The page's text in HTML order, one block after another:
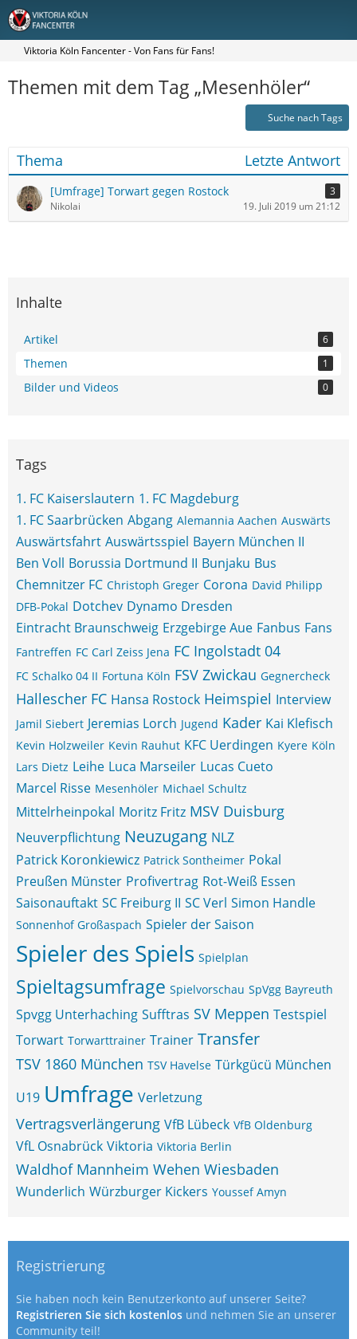
Viktoria Köln Fancenter - Von Fans für Fans!
Themen mit dem Tag „Mesenhöler“
Suche nach Tags
Thema Letzte Antwort
[Umfrage] Torwart gegen Rostock
3
Nikolai
19. Juli 2019 um 21:12
Inhalte
Artikel 6
Themen 1
Bilder und Videos 0
Tags
1. FC Kaiserslautern 1. FC Magdeburg
1. FC Saarbrücken Abgang Alemannia Aachen Auswärts
Auswärtsfahrt Auswärtsspiel Bayern München II
Ben Voll Borussia Dortmund II Bunjaku Bus
Chemnitzer FC Christoph Greger Corona David Philipp
DFB-Pokal Dotchev Dynamo Dresden
Eintracht Braunschweig Erzgebirge Aue Fanbus Fans
Fantreffen FC Carl Zeiss Jena FC Ingolstadt 04
FC Schalko 04 II Fortuna Köln FSV Zwickau Gegnercheck
Hallescher FC Hansa Rostock Heimspiel Interview
Jamil Siebert Jeremias Lorch Jugend Kader Kai Klefisch
Kevin Holzweiler Kevin Rauhut KFC Uerdingen Kyere Köln
Lars Dietz Leihe Luca Marseiler Lucas Cueto
Marcel Risse Mesenhöler Michael Schultz
Mittelrheinpokal Moritz Fritz MSV Duisburg
Neuverpflichtung Neuzugang NLZ
Patrick Koronkiewicz Patrick Sontheimer Pokal
Preußen Münster Profivertrag Rot-Weiß Essen
Saisonauftakt SC Freiburg II SC Verl Simon Handle
Sonnenhof Großaspach Spieler der Saison
Spieler des Spiels Spielplan
Spieltagsumfrage Spielvorschau SpVgg Bayreuth
Spvgg Unterhaching Sufftras SV Meppen Testspiel
Torwart Torwarttrainer Trainer Transfer
TSV 1860 München TSV Havelse Türkgücü München
U19 Umfrage Verletzung
Vertragsverlängerung VfB Lübeck VfB Oldenburg
VfL Osnabrück Viktoria Viktoria Berlin
Waldhof Mannheim Wehen Wiesbaden
Wunderlich Würzburger Kickers Youssef Amyn
Registrierung
Sie haben noch kein Benutzerkonto auf unserer Seite?
Registrieren Sie sich kostenlos und nehmen Sie an unserer
Community teil!